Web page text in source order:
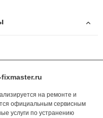
на ремонте и
официальным сервисным
услуги по устранению